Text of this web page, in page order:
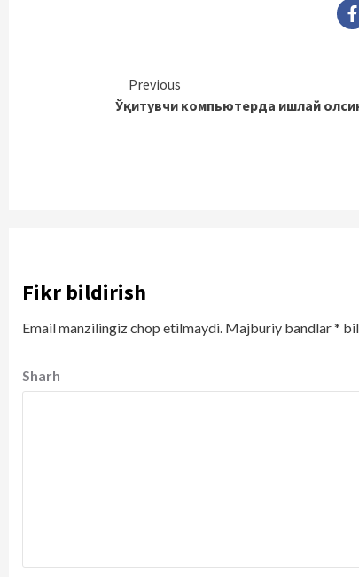
Continue
Reading
Previous
Ўқитувчи компьютерда ишлай
Fikr bildirish
Email manzilingiz chop etilmaydi. Majburiy bandlar*
Sharh